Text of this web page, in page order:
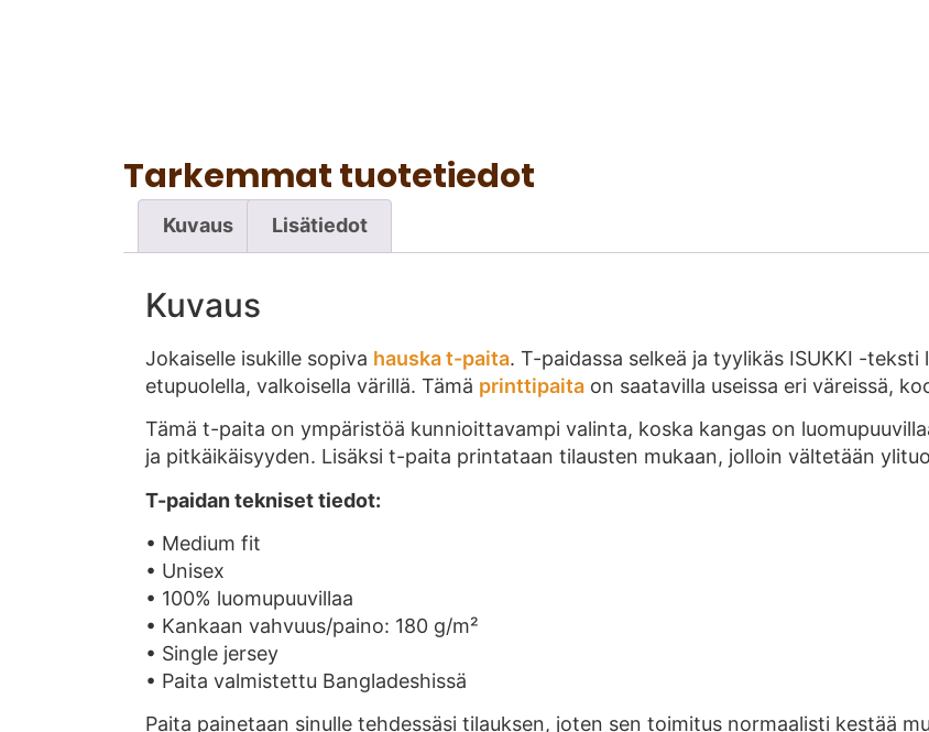
Tarkemmat tuotetiedot
Kuvaus Lisätiedot
Kuvaus
Jokaiselle isukille sopiva hauska t-paita. T-paidassa selkeä ja tyylikäs ISUKKI -
etupuolella, valkoisella värillä. Tämä printtipaita on saatavilla useissa eri väreissä,
Tämä t-paita on ympäristöä kunnioittavampi valinta, koska kangas on
ja pitkäikäisyyden. Lisäksi t-paita printataan tilausten mukaan, jolloin vältetään
T-paidan tekniset tiedot:
• Medium fit
• Unisex
• 100% luomupuuvillaa
• Kankaan vahvuus/paino: 180 g/m²
• Single jersey
• Paita valmistettu Bangladeshissä
Paita painetaan sinulle tehdessäsi tilauksen, joten sen toimitus normaalisti kestää